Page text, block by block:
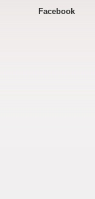
Facebook